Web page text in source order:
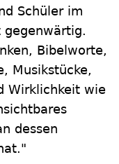
Schüler im
gegenwärtig.
Bibelworte,
Musikstücke,
Wirklichkeit wie
dessen